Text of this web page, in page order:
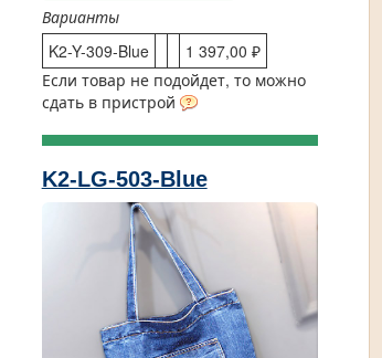
Варианты
K2-Y-309-Blue
1 397,00 ₽
Если товар не подойдет, то можно
сдать в пристрой
K2-LG-503-Blue